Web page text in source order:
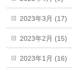
2023年3月 (17)
2023年2月 (15)
2023年1月 (16)